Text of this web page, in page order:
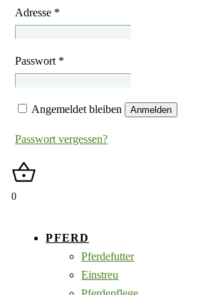
Adresse *
Passwort *
Angemeldet bleiben Anmelden
Passwort vergessen?
0
PFERD
Pferdefutter
Einstreu